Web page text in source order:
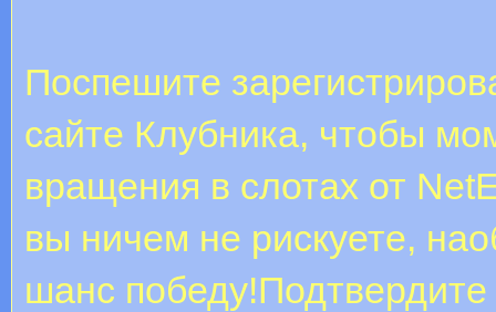
Поспешите
сайте Клубника, чтобы
вращения в слотах от
вы ничем не рискуете,
шанс